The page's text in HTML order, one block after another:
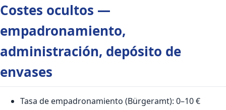
Costes ocultos —
empadronamiento,
administración, depósito de
envases
Tasa de empadronamiento (Bürgeramt): 0–10 €